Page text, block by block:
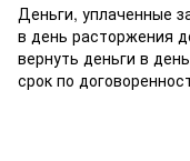
Деньги, уплаченные
в день расторжения
вернуть деньги в
срок по